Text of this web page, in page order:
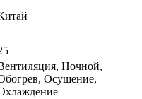
Ночной,
Осушение,